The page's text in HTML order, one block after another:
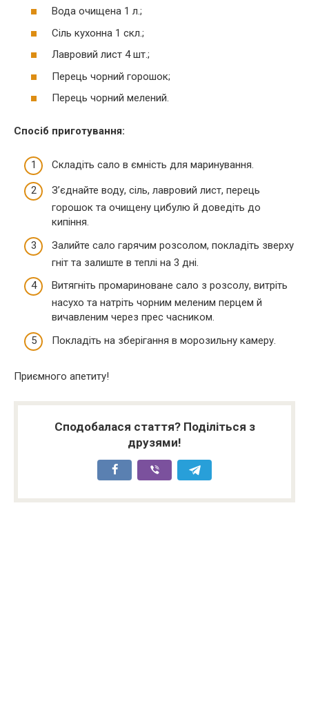
Вода очищена 1 л.;
Сіль кухонна 1 скл.;
Лавровий лист 4 шт.;
Перець чорний горошок;
Перець чорний мелений.
Спосіб приготування:
Складіть сало в ємність для маринування.
З’єднайте воду, сіль, лавровий лист, перець
горошок та очищену цибулю й доведіть до
кипіння.
Залийте сало гарячим розсолом, покладіть зверху
гніт та залиште в теплі на 3 дні.
Витягніть промариноване сало з розсолу, витріть
насухо та натріть чорним меленим перцем й
вичавленим через прес часником.
Покладіть на зберігання в морозильну камеру.
Приємного апетиту!
Сподобалася стаття? Поділіться з
друзями!